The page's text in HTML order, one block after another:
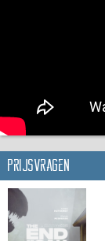
Prijsvragen